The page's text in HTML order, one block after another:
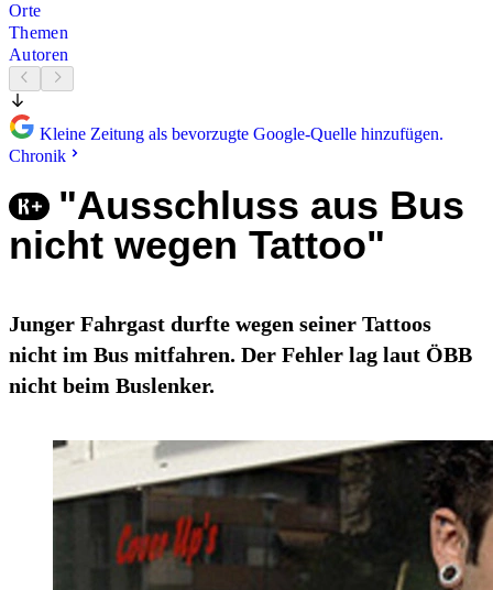
Orte
Themen
Autoren
Kleine Zeitung als bevorzugte Google-Quelle hinzufügen.
Chronik
"Ausschluss aus Bus
nicht wegen Tattoo"
Junger Fahrgast durfte wegen seiner Tattoos
nicht im Bus mitfahren. Der Fehler lag laut ÖBB
nicht beim Buslenker.